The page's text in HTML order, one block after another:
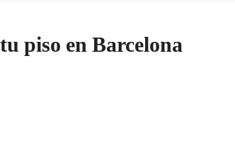
piso en Barcelona